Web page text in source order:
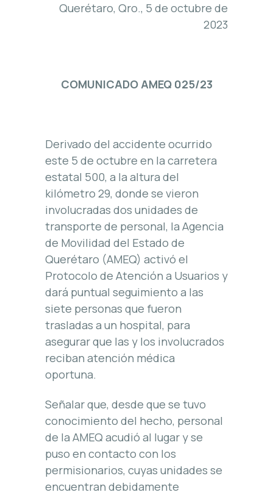
Querétaro, Qro., 5 de octubre de
2023
COMUNICADO AMEQ 025/23
Derivado del accidente ocurrido
este 5 de octubre en la carretera
estatal 500, a la altura del
kilómetro 29, donde se vieron
involucradas dos unidades de
transporte de personal, la Agencia
de Movilidad del Estado de
Querétaro (AMEQ) activó el
Protocolo de Atención a Usuarios y
dará puntual seguimiento a las
siete personas que fueron
trasladas a un hospital, para
asegurar que las y los involucrados
reciban atención médica
oportuna.
Señalar que, desde que se tuvo
conocimiento del hecho, personal
de la AMEQ acudió al lugar y se
puso en contacto con los
permisionarios, cuyas unidades se
encuentran debidamente